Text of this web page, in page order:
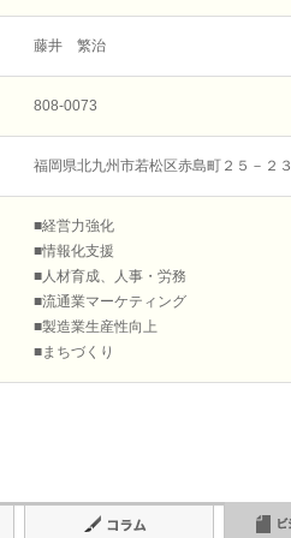
藤井 繁治
808-0073
福岡県北九州市若松区赤島町２５－２３
■経営力強化
■情報化支援
■人材育成、人事・労務
■流通業マーケティング
■製造業生産性向上
■まちづくり